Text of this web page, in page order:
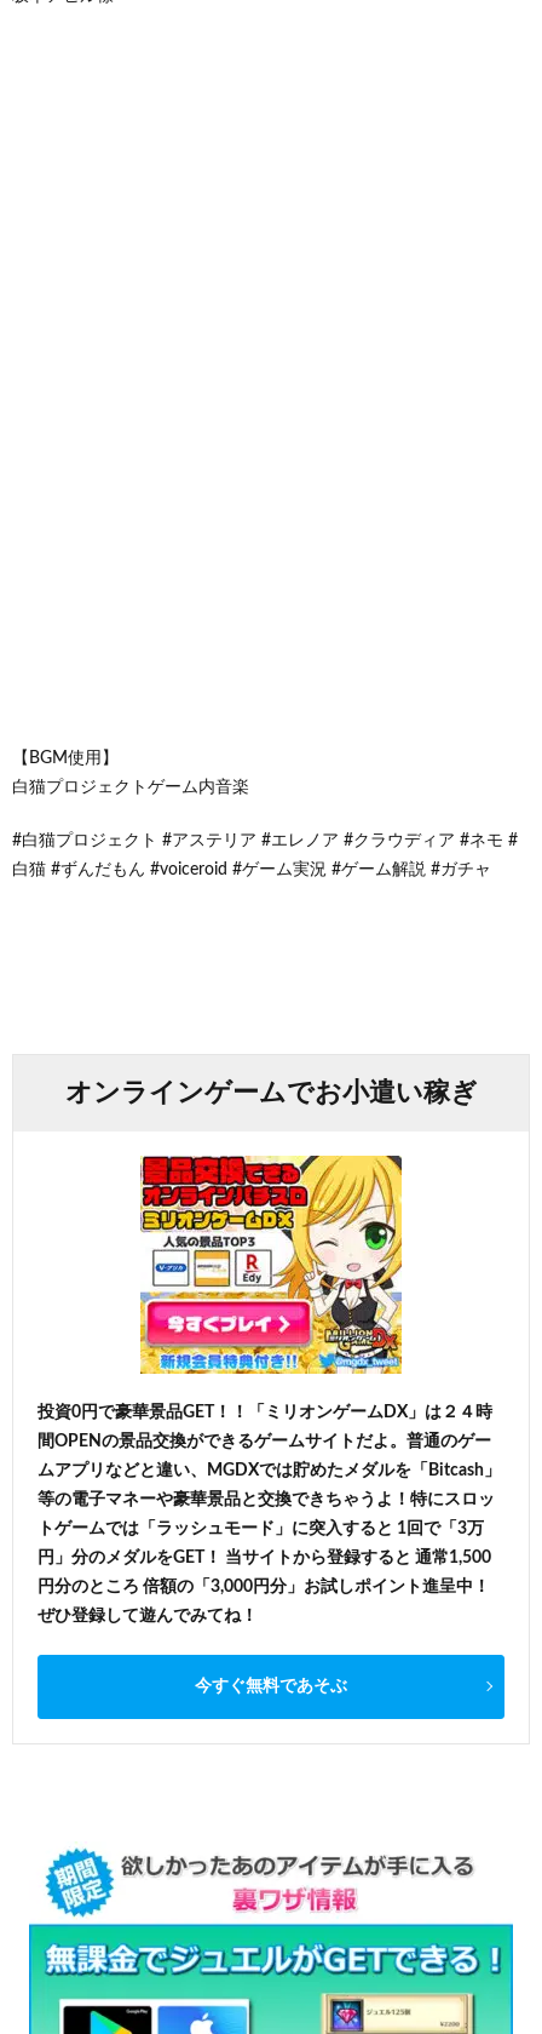
【BGM使用】
白猫プロジェクトゲーム内音楽
#白猫プロジェクト #アステリア #エレノア #クラウディア #ネモ #
白猫 #ずんだもん #voiceroid #ゲーム実況 #ゲーム解説 #ガチャ
オンラインゲームでお小遣い稼ぎ
投資0円で豪華景品GET！！「ミリオンゲームDX」は２４時
間OPENの景品交換ができるゲームサイトだよ。普通のゲー
ムアプリなどと違い、MGDXでは貯めたメダルを「Bitcash」
等の電子マネーや豪華景品と交換できちゃうよ！特にスロッ
トゲームでは「ラッシュモード」に突入すると 1回で「3万
円」分のメダルをGET！ 当サイトから登録すると 通常1,500
円分のところ 倍額の「3,000円分」お試しポイント進呈中！
ぜひ登録して遊んでみてね！
今すぐ無料であそぶ